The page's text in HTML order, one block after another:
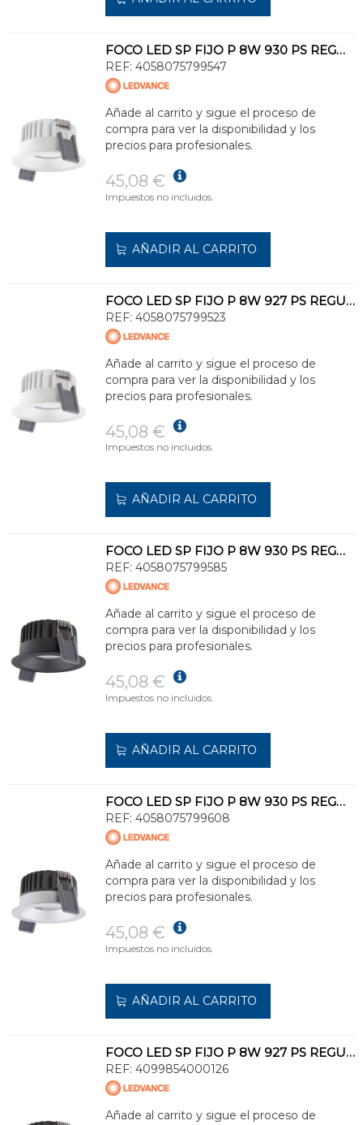
FOCO LED SP FIJO P 8W 930 PS REGULABLE IP44 BLANCO
REF: 4058075799547
Añade al carrito y sigue el proceso de
compra para ver la disponibilidad y los
precios para profesionales.
45,08 €
Impuestos no incluidos.
AÑADIR AL CARRITO
FOCO LED SP FIJO P 8W 927 PS REGULABLE IP44 BLANCO
REF: 4058075799523
Añade al carrito y sigue el proceso de
compra para ver la disponibilidad y los
precios para profesionales.
45,08 €
Impuestos no incluidos.
AÑADIR AL CARRITO
FOCO LED SP FIJO P 8W 930 PS REGULABLE IP44 NEGRO
REF: 4058075799585
Añade al carrito y sigue el proceso de
compra para ver la disponibilidad y los
precios para profesionales.
45,08 €
Impuestos no incluidos.
AÑADIR AL CARRITO
FOCO LED SP FIJO P 8W 930 PS REGULABLE IP44 SI
REF: 4058075799608
Añade al carrito y sigue el proceso de
compra para ver la disponibilidad y los
precios para profesionales.
45,08 €
Impuestos no incluidos.
AÑADIR AL CARRITO
FOCO LED SP FIJO P 8W 927 PS REGULABLE IP44 NEGRO
REF: 4099854000126
Añade al carrito y sigue el proceso de